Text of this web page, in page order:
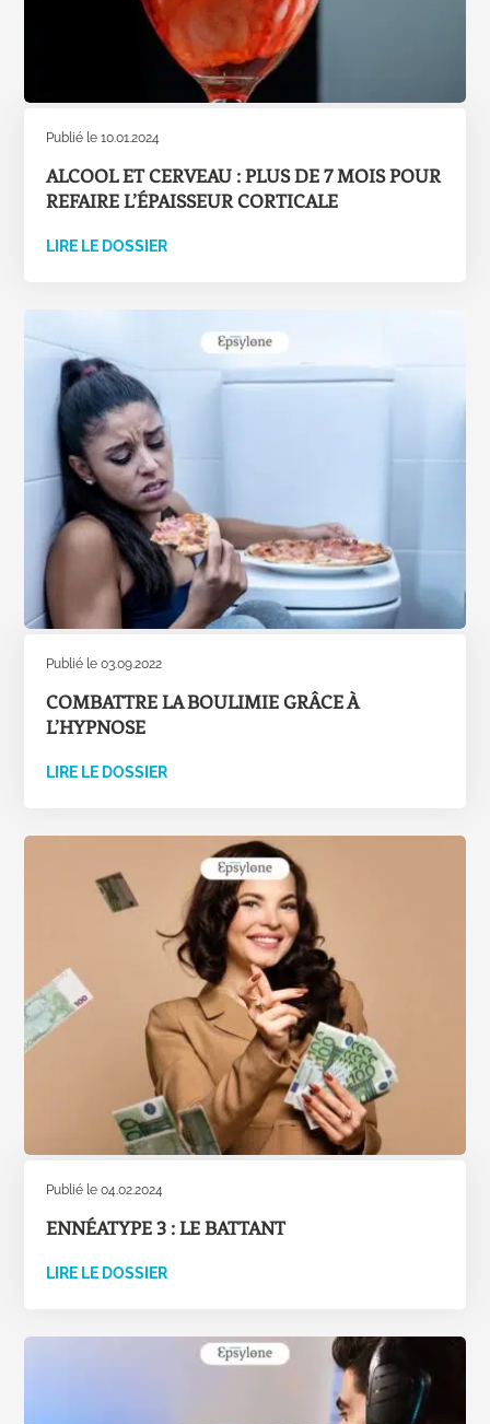
Publié le 10.01.2024
ALCOOL ET CERVEAU : PLUS DE 7 MOIS POUR
REFAIRE L’ÉPAISSEUR CORTICALE
LIRE LE DOSSIER
Publié le 03.09.2022
COMBATTRE LA BOULIMIE GRÂCE À
L’HYPNOSE
LIRE LE DOSSIER
Publié le 04.02.2024
ENNÉATYPE 3 : LE BATTANT
LIRE LE DOSSIER